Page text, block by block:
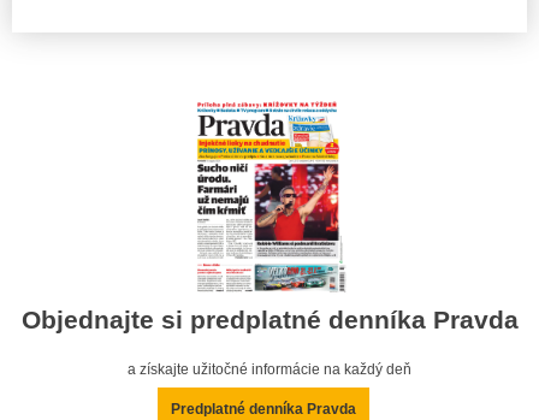
Objednajte si predplatné denníka Pravda
a získajte užitočné informácie na každý deň
Predplatné denníka Pravda